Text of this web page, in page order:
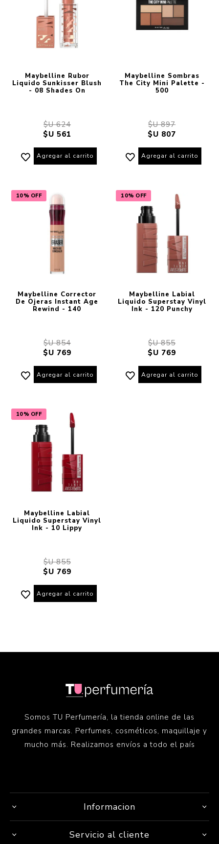
Maybelline Rubor
Liquido Sunkisser Blush
- 08 Shades On
$U 624
$U 561
Agregar al carrito
Maybelline Sombras
The City Mini Palette -
500
$U 897
$U 807
Agregar al carrito
10% OFF
Maybelline Corrector
De Ojeras Instant Age
Rewind - 140
$U 854
$U 769
Agregar al carrito
10% OFF
Maybelline Labial
Liquido Superstay Vinyl
Ink - 120 Punchy
$U 855
$U 769
Agregar al carrito
10% OFF
Maybelline Labial
Liquido Superstay Vinyl
Ink - 10 Lippy
$U 855
$U 769
Agregar al carrito
Somos TU Perfumería, la tienda online de las
grandes marcas. Perfumes, cosméticos, maquillaje y
mucho más. Realizamos envíos a todo el país
Informacion
Servicio al cliente